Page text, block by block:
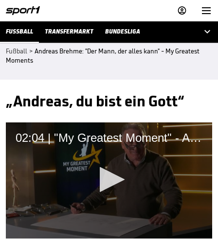


FUSSBALL TRANSFERMARKT BUNDESLIGA 
Fußball > Andreas Brehme: "Der Mann, der alles kann" - My Greatest
Moments
„Andreas, du bist ein Gott“
02:04 | "My Greatest Moment" - Andreas Brehme zeichnet seinen größten Karrieremoment